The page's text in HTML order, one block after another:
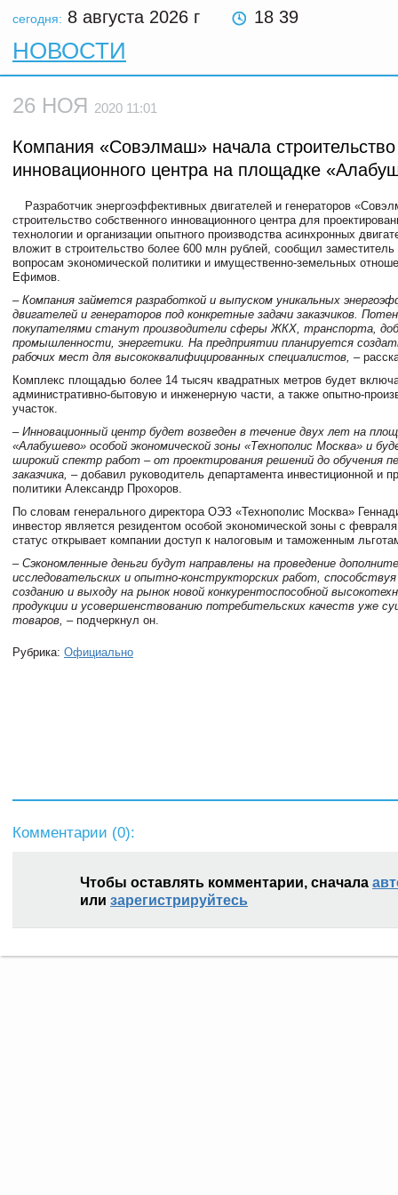
сегодня: 8 августа 2026 г 18 39
НОВОСТИ
26 НОЯ 2020 11:01
Компания «Совэлмаш» начала строительство
инновационного центра на площадке
Разработчик энергоэффективных двигателей и генераторов
строительство собственного инновационного центра для
технологии и организации опытного производства асинхронных
вложит в строительство более 600 млн рублей, сообщил
вопросам экономической политики и имущественно-земельных
Ефимов.
– Компания займется разработкой и выпуском уникальных
двигателей и генераторов под конкретные задачи заказчиков.
покупателями станут производители сферы ЖКХ, транспорта,
промышленности, энергетики. На предприятии планируется
рабочих мест для высококвалифицированных специалистов, –
Комплекс площадью более 14 тысяч квадратных метров будет
административно-бытовую и инженерную части, а также опытно-
участок.
– Инновационный центр будет возведен в течение двух лет на
«Алабушево» особой экономической зоны «Технополис Москва» и
широкий спектр работ – от проектирования решений до обучения
заказчика, – добавил руководитель департамента инвестиционной и
политики Александр Прохоров.
По словам генерального директора ОЭЗ «Технополис Москва»
инвестор является резидентом особой экономической зоны с
статус открывает компании доступ к налоговым и таможенным
– Сэкономленные деньги будут направлены на проведение
исследовательских и опытно-конструкторских работ, способствуя
созданию и выходу на рынок новой конкурентоспособной
продукции и усовершенствованию потребительских качеств уже
товаров, – подчеркнул он.
Рубрика: Официально
Комментарии (0):
Чтобы оставлять комментарии, сначала
или зарегистрируйтесь